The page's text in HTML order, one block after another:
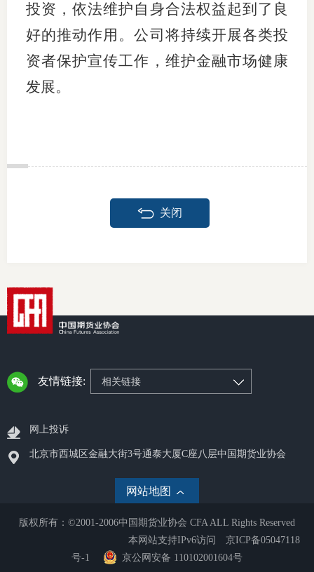
投资，依法维护自身合法权益起到了良
好的推动作用。公司将持续开展各类投
资者保护宣传工作，维护金融市场健康
发展。
关闭
友情链接: 相关链接
网上投诉
北京市西城区金融大街3号通泰大厦C座八层中国期货业协会
网站地图
版权所有：©2001-2006中国期货业协会 CFA ALL Rights Reserved
本网站支持IPv6访问
京ICP备05047118
号-1
京公网安备 110102001604号